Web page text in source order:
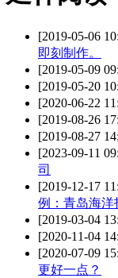
[2019-05-06
即刻制作。
[2019-05-09
[2019-05-20
[2020-06-22
[2019-08-26
[2019-08-27
[2023-09-11
司
[2019-12-17
例：青岛海洋
[2019-03-04
[2020-11-04
[2020-07-09
更好一点？